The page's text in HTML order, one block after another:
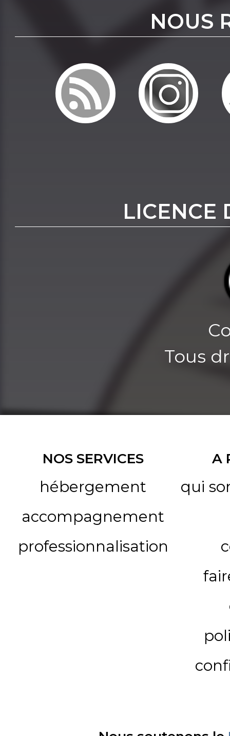
NOUS
LICENCE
Tous
NOS SERVICES
hébergement
accompagnement
professionnalisation
A
qui